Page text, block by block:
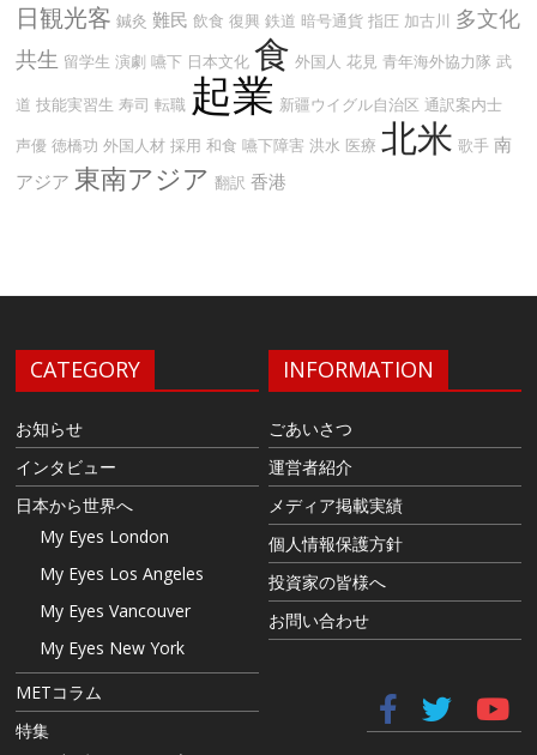
日観光客 鍼灸 難民 飲食 復興 鉄道 暗号通貨 指圧 加古川 多文化
共生 留学生 演劇 嚥下 日本文化 食 外国人 花見 青年海外協力隊 武
道 技能実習生 寿司 転職 起業 新疆ウイグル自治区 通訳案内士
声優 徳橋功 外国人材 採用 和食 嚥下障害 洪水 医療 北米 歌手 南
アジア 東南アジア 翻訳 香港
CATEGORY
お知らせ
インタビュー
日本から世界へ
My Eyes London
My Eyes Los Angeles
My Eyes Vancouver
My Eyes New York
METコラム
特集
INFORMATION
ごあいさつ
運営者紹介
メディア掲載実績
個人情報保護方針
投資家の皆様へ
お問い合わせ